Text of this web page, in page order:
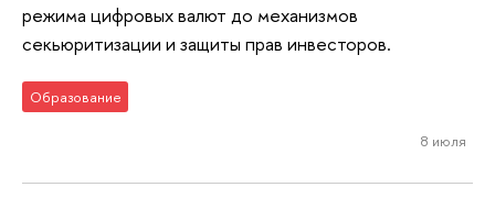
режима цифровых валют до механизмов
секьюритизации и защиты прав инвесторов.
Образование
8 июля